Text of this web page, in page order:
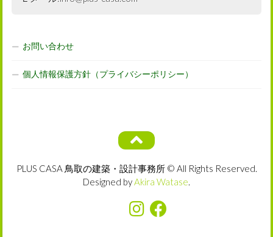
お問い合わせ
個人情報保護方針（プライバシーポリシー）
PLUS CASA 鳥取の建築・設計事務所 © All Rights Reserved.
Designed byAkira Watase.